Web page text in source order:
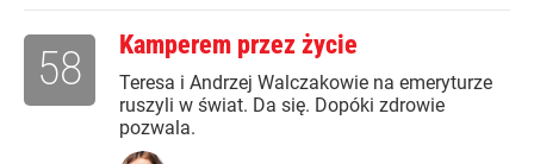
Kamperem przez życie
Teresa i Andrzej Walczakowie na emeryturze
ruszyli w świat. Da się. Dopóki zdrowie
pozwala.
58